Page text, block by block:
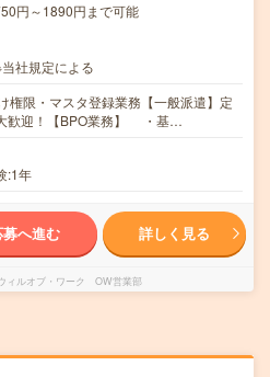
円～1890円まで可能
社規定による
権限・マスタ登録業務【一般派遣】定
歓迎！【BPO業務】 ・基…
:1年
募へ進む 詳しく見る
ィルオブ・ワーク OW営業部